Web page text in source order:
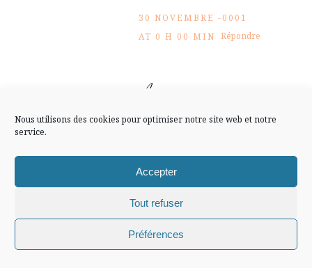
Nous utilisons des cookies pour optimiser notre site web et notre
service.
Accepter
Tout refuser
Préférences
30 NOVEMBRE -0001
AT 0 H 00 MIN Répondre
Arwen
c’est sûr que tu sais ce que
scan..
Bon dimanche !
30 NOVEMBRE -0001
AT 0 H 00 MIN Répondre